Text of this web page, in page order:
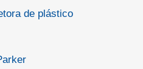
de plástico